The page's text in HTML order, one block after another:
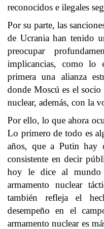
reconocidos e ilegales
Por su parte, las
de Ucrania han tenido
preocupar
implicancias, como lo
primera una alianza
donde Moscú es el socio
nuclear, además, con la
Por ello, lo que ahora
Lo primero de todo es
años, que a Putin hay
consistente en decir
hoy le dice al mundo
armamento nuclear
también refleja el
desempeño en el
armamento nuclear es